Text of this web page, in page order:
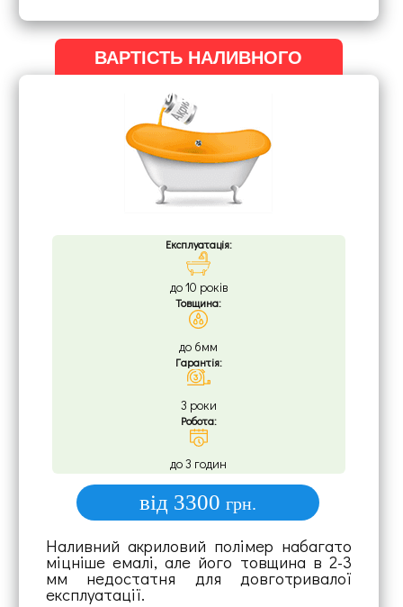
ВАРТІСТЬ НАЛИВНОГО
МЕТОДУ
Експлуатація:
до 10 років
Товщина:
до 6мм
Гарантія:
3 роки
Робота:
до 3 годин
від 3300грн.
Наливний акриловий полімер набагато
міцніше емалі, але його товщина в 2-3
мм недостатня для довготривалої
експлуатації.